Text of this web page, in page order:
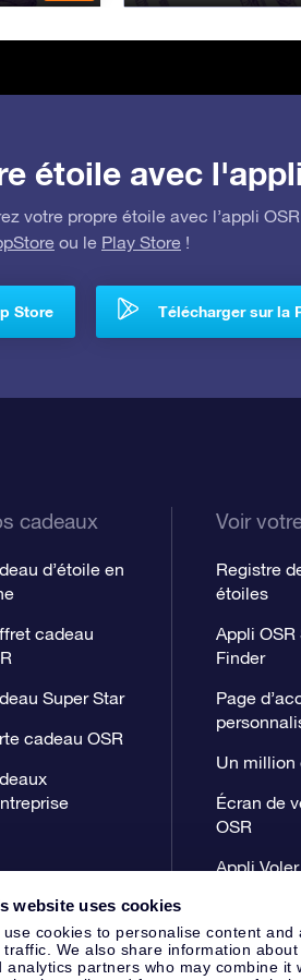
website uses cookies
use cookies to personalise content
traffic. We also share information
analytics partners who may combine it
étoile avec
votre propre étoile avec l’appli
ou le Play Store !
Store Télécharger sur la
cadeaux
d’étoile en
cadeau
Super Star
cadeau OSR
Voir
Registre
étoiles
Appli OSR
Finder
Page
Un million
Écran de
OSR
Appli